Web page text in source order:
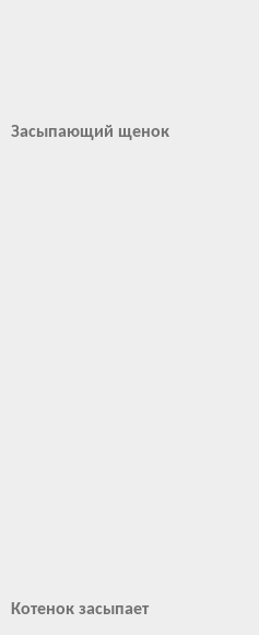
Засыпающий щенок
Котенок засыпает